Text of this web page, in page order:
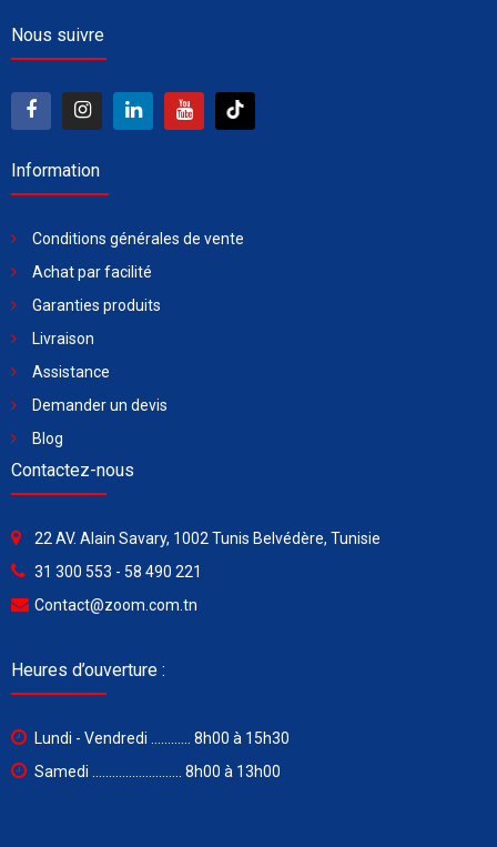
Nous suivre
Information
Conditions générales de vente
Achat par facilité
Garanties produits
Livraison
Assistance
Demander un devis
Blog
Contactez-nous
22 AV. Alain Savary, 1002 Tunis Belvédère, Tunisie
31 300 553 - 58 490 221
Contact@zoom.com.tn
Heures d’ouverture :
Lundi - Vendredi ............ 8h00 à 15h30
Samedi ........................... 8h00 à 13h00